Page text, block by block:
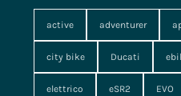
active adventurer
city bike Ducati
elettrico eSR2 EVO